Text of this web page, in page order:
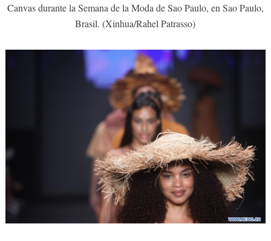
Canvas durante la Semana de la Moda de Sao Paulo, en Sao Paulo,
Brasil. (Xinhua/Rahel Patrasso)